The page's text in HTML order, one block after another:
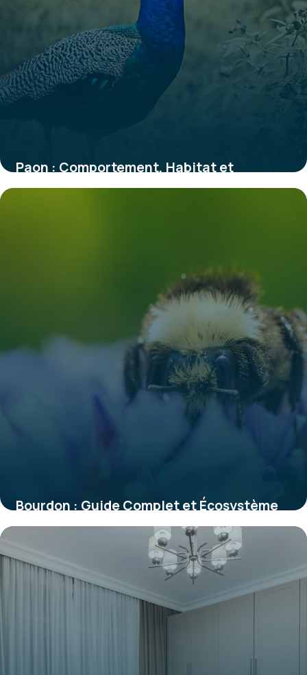
Paon : Comportement, Habitat et
Caractéristiques
Bourdon : Guide Complet et Écosystème
2026